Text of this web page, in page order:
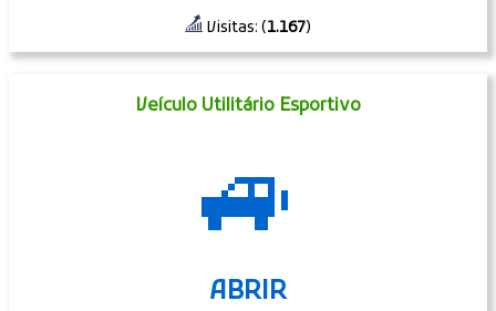
Visitas: (1.167)
Veículo Utilitário Esportivo
🚙
ABRIR